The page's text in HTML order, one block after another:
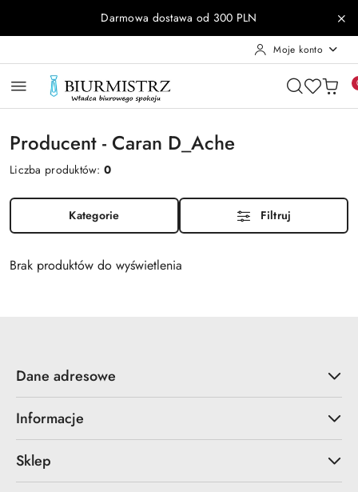
Przejdź do treści głównej
Przejdź do wyszukiwarki
Przejdź do moje konto
Przejdź do menu głównego
Przejdź do stopkiDarmowa dostawa od 300 PLN
Moje konto
Producent - Caran D_Ache
Liczba produktów:0
Kategorie Filtruj
Brak produktów do wyświetlenia
Dane adresowe
Informacje
Sklep